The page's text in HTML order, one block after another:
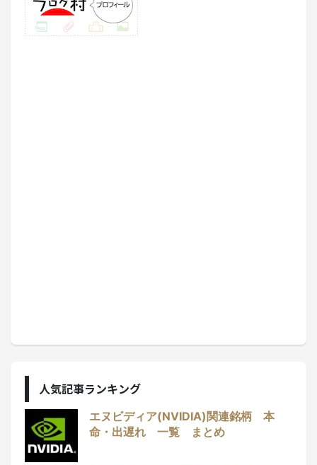
人気記事ランキング
エヌビディア(NVIDIA)関連銘柄 本
命・出遅れ 一覧 まとめ